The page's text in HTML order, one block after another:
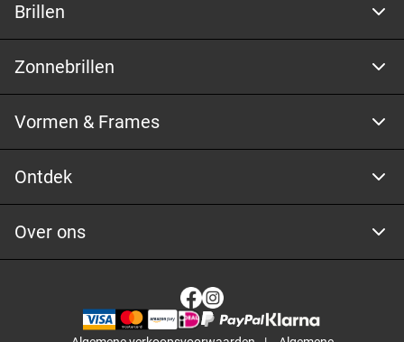
Brillen
Zonnebrillen
Vormen & Frames
Ontdek
Over ons